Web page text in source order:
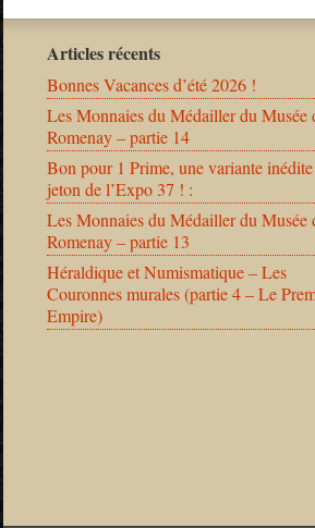
Articles récents
Bonnes Vacances d’été 2026 !
Les Monnaies du Médailler du Musée
Romenay – partie 14
Bon pour 1 Prime, une variante
jeton de l’Expo 37 ! :
Les Monnaies du Médailler du Musée
Romenay – partie 13
Héraldique et Numismatique – Les
Couronnes murales (partie 4 – Le
Empire)